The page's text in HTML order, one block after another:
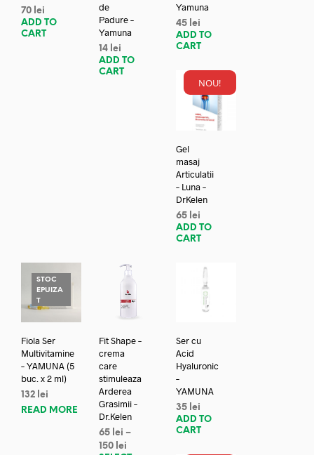
70 lei
ADD TO
CART
de
Padure –
Yamuna
14 lei
ADD TO
CART
Yamuna
45 lei
ADD TO
CART
NOU!
Gel
masaj
Articulatii
– Luna –
DrKelen
65 lei
ADD TO
CART
STOC
EPUIZA
T
Fiola Ser
Multivitamine
– YAMUNA (5
buc. x 2 ml)
132 lei
READ MORE
Fit Shape –
crema
care
stimuleaza
Arderea
Grasimii –
Dr.Kelen
65 lei –
150 lei
Ser cu
Acid
Hyaluronic
–
YAMUNA
35 lei
ADD TO
CART